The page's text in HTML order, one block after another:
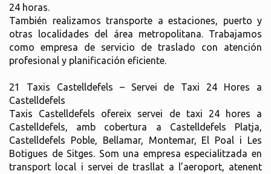
24 horas.
También realizamos transporte a estaciones, puerto y
otras localidades del área metropolitana. Trabajamos
como empresa de servicio de traslado con atención
profesional y planificación eficiente.
21 Taxis Castelldefels – Servei de Taxi 24 Hores a
Castelldefels
Taxis Castelldefels ofereix servei de taxi 24 hores a
Castelldefels, amb cobertura a Castelldefels Platja,
Castelldefels Poble, Bellamar, Montemar, El Poal i Les
Botigues de Sitges. Som una empresa especialitzada en
transport local i servei de trasllat a l’aeroport, atenent